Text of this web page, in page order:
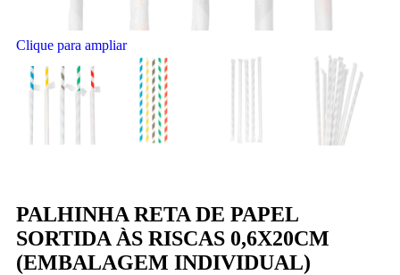
Clique para ampliar
PALHINHA RETA DE PAPEL
SORTIDA ÀS RISCAS 0,6X20CM
(EMBALAGEM INDIVIDUAL)